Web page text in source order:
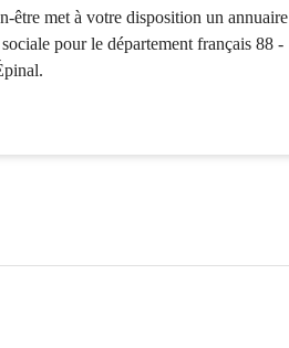
être met à votre disposition un annuaire
sociale pour le département français 88 -